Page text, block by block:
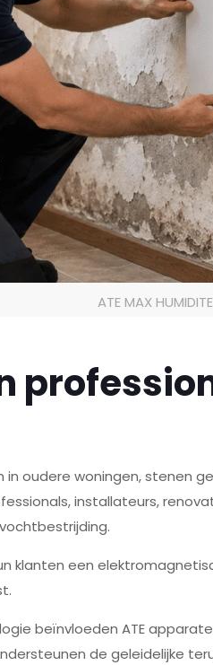
ATE MAX
oudere woningen, stenen
installateurs,
klanten een
beïnvloeden ATE
de geleidelijke